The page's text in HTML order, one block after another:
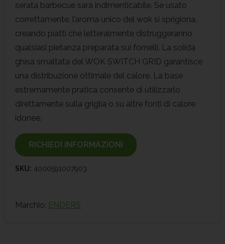
serata barbecue sarà indimenticabile. Se usato
correttamente, l’aroma unico del wok si sprigiona,
creando piatti che letteralmente distruggeranno
qualsiasi pietanza preparata sui fornelli. La solida
ghisa smaltata del WOK SWITCH GRID garantisce
una distribuzione ottimale del calore. La base
estremamente pratica consente di utilizzarlo
direttamente sulla griglia o su altre fonti di calore
idonee.
RICHIEDI INFORMAZIONI
SKU: 4000591007903
Marchio: ENDERS